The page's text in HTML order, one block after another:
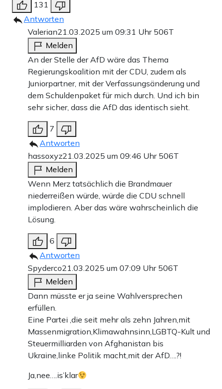
131
Antworten
Valerian21.03.2025 um 09:31 Uhr 506T
Melden
An der Stelle der AfD wäre das Thema
Regierungskoalition mit der CDU, zudem als
Juniorpartner, mit der Verfassungsänderung und
dem Schuldenpaket für mich durch. Und ich bin
sehr sicher, dass die AfD das identisch sieht.
7
Antworten
hassoxyz21.03.2025 um 09:46 Uhr 506T
Melden
Wenn Merz tatsächlich die Brandmauer
niederreißen würde, würde die CDU schnell
implodieren. Aber das wäre wahrscheinlich die
Lösung.
6
Antworten
Spyderco21.03.2025 um 07:09 Uhr 506T
Melden
Dann müsste er ja seine Wahlversprechen
erfüllen.
Eine Partei ,die seit mehr als zehn Jahren,mit
Massenmigration,Klimawahnsinn,LGBTQ-Kult und
Steuermilliarden von Afghanistan bis
Ukraine,linke Politik macht,mit der AfD….?!
Ja,nee….is’klar